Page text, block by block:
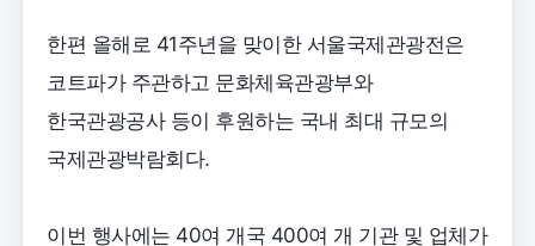
한편 올해로 41주년을 맞이한 서울국제관광전은
코트파가 주관하고 문화체육관광부와
한국관광공사 등이 후원하는 국내 최대 규모의
국제관광박람회다.
이번 행사에는 40여 개국 400여 개 기관 및 업체가